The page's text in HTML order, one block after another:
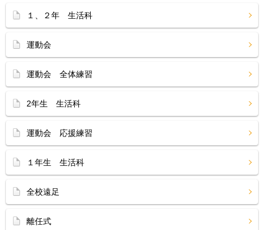
１、２年 生活科
運動会
運動会 全体練習
2年生 生活科
運動会 応援練習
１年生 生活科
全校遠足
離任式